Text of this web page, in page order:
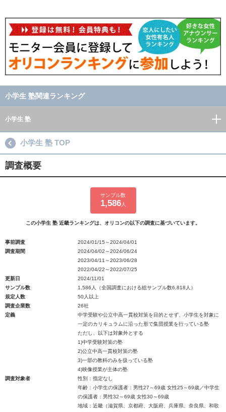
小学生 塾関連ランキング
小学生 塾
小学生 塾 TOP
調査概要
サンプル数
1,586人
この小学生 塾 近畿ランキングは、オリコンの以下の調査に基づいています。
事前調査
2024/01/15～2024/04/01
調査期間
2024/04/02～2024/06/24
2023/04/11～2023/06/28
2022/04/22～2022/07/25
更新日
2024/11/01
サンプル数
1,586人（全国調査における総サンプル数6,818人）
規定人数
50人以上
調査企業数
26社
定義
中学受験や公立中高一貫校対策を目的とせず、小学生を対象に
一定のカリキュラムに沿った形で集団授業を行っている塾
ただし、以下は対象外とする
1)中学受験対策の塾
2)公立中高一貫校対策の塾
3)一部の教科のみを扱っている塾
4)映像授業が主体の塾
調査対象者
性別：指定なし
年齢：小学生の保護者：男性27～69歳 女性25～69歳／中学生
の保護者：男性32～69歳 女性30～69歳
地域：近畿（滋賀県、京都府、大阪府、兵庫県、奈良県、和歌